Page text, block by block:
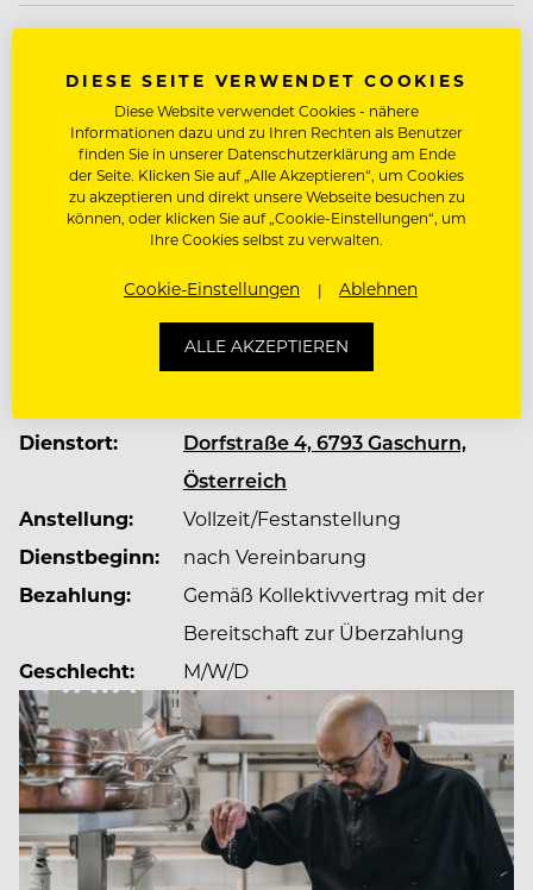
VAYA Groupmit Firmensitz in Tirol ist die
größte österreichische Hotelgruppe im Alpenraum
mit rund 26 Häusern in 18 Destinationen und
verfügt über eine große Selektion an Resorts,
Apartments, einzigartigen Designhotels und
individuellen Betrieben in den beliebtesten
Winter- und Sommersportregionen in Tirol und
Salzburg. Der Fokus liegt auf erstklassigem Urlaubs-
In unserem Headoffice in Kematen sind unsere
unterschiedlichen Unternehmensbereiche von
Commercial angesiedelt.
Bei uns zählt, was dich ausmacht – deine Energie,
deine Persönlichkeit, dein Potenzial.
Gemeinsam lachen, Neues ausprobieren und
Talente entdecken, von denen du vielleicht selbst
noch nichts wusstest.
Du arbeitest bei uns nicht nur mit, sondern bringst
Mehr zum Unternehmen VAYA Group
Dienstort:
Dorfstraße 4, 6793 Gaschurn,
Österreich
Anstellung:
Vollzeit/Festanstellung
Dienstbeginn:
nach Vereinbarung
Bezahlung:
Gemäß Kollektivvertrag mit der
Bereitschaft zur Überzahlung
Geschlecht:
M/W/D
DIESE SEITE VERWENDET COOKIES
Diese Website verwendet Cookies - nähere
Informationen dazu und zu Ihren Rechten als Benutzer
finden Sie in unserer Datenschutzerklärung am Ende
der Seite. Klicken Sie auf „Alle Akzeptieren“, um Cookies
zu akzeptieren und direkt unsere Webseite besuchen zu
können, oder klicken Sie auf „Cookie-Einstellungen“, um
Ihre Cookies selbst zu verwalten.
Cookie-Einstellungen Ablehnen
ALLE AKZEPTIEREN